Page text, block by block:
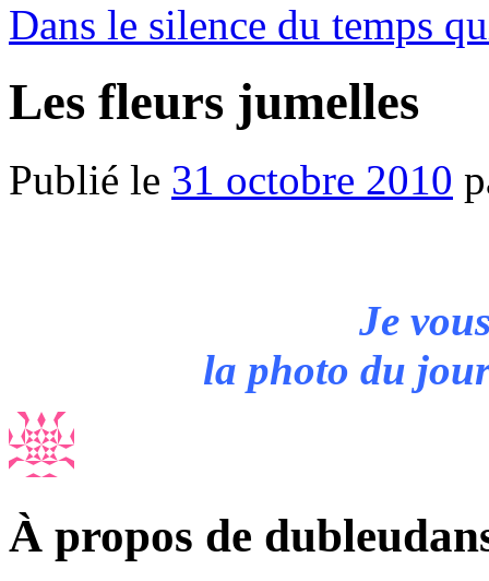
Dans le silence du temps
Les fleurs jumelles
Publié le 31 octobre 2010
Je
la photo du
À propos de